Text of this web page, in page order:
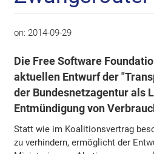
on: 2014-09-29
Die Free Software
aktuellen Entwurf der
der Bundesnetzagentur als
Entmündigung von
Statt wie im Koalitionsvertrag
zu verhindern, ermöglicht der